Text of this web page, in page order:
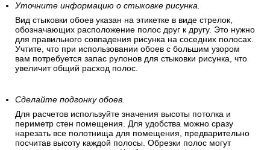
Уточните информацию о стыковке рисунка.
Вид стыковки обоев указан на этикетке в виде стрелок,
обозначающих расположение полос друг к другу. Это нужно
для правильного совпадения рисунка на соседних полосах.
Учтите, что при использовании обоев с большим узором
вам потребуется запас рулонов для стыковки рисунка, что
увеличит общий расход полос.
Сделайте подгонку обоев.
Для расчетов используйте значения высоты потолка и
периметр стен помещения. Для удобства можно сразу
нарезать все полотнища для помещения, предварительно
посчитав высоту каждой полосы. Обрезки полос могут